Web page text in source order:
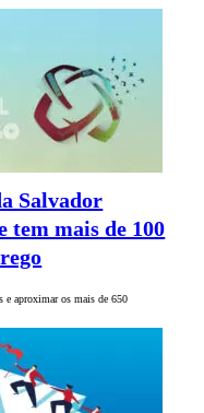
Salvador
tem mais de 100
e aproximar os mais de 650